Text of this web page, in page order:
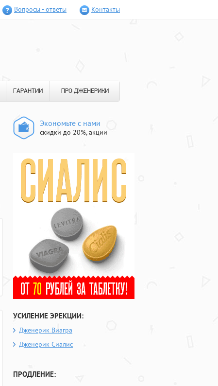
Вопросы - ответы Контакты
ГАРАНТИИ ПРО ДЖЕНЕРИКИ
Экономьте с нами
скидки до 20%, акции
УСИЛЕНИЕ ЭРЕКЦИИ:
Дженерик Виагра
Дженерик Сиалис
ПРОДЛЕНИЕ: